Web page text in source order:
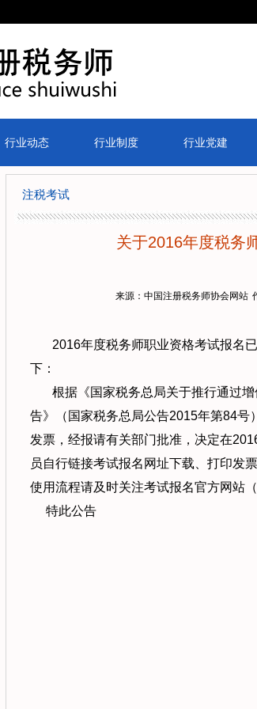
行业动态 行业制度 行业党建
注税考试
关于2016年度税务
来源：中国注册税务师协会网站
2016年度税务师职业资格考试报名已
下：
根据《国家税务总局关于推行通过增
告》（国家税务总局公告2015年第84号
发票，经报请有关部门批准，决定在
员自行链接考试报名网址下载、打印发
使用流程请及时关注考试报名官方网站
特此公告